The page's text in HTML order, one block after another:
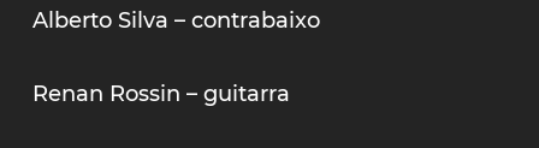
Alberto Silva – contrabaixo
Renan Rossin – guitarra